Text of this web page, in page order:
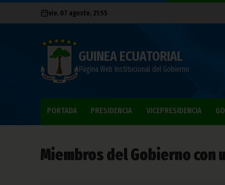
vie. 07 agosto, 21:55
GUINEA ECUATORIAL
Página Web Institucional del Gobierno
PORTADA PRESIDENCIA VICEPRESIDENCIA
Miembros del Gobierno con